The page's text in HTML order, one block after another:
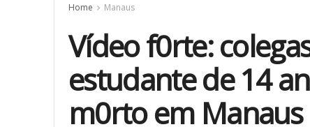
Home Manaus
Vídeo f0rte:
estudante de 14
m0rto em Manaus